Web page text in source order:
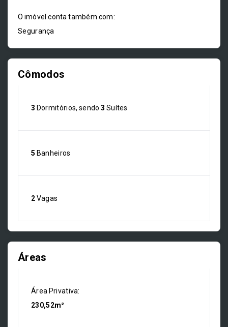
O imóvel conta também com:
Segurança
Cômodos
3 Dormitórios, sendo3 Suítes
5 Banheiros
2Vagas
Áreas
Área Privativa:
230,52m²